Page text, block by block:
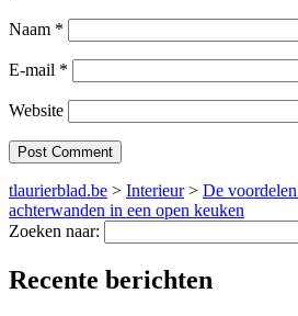
Naam *
E-mail *
Website
tlaurierblad.be > Interieur> De
achterwanden in een open keuken
Zoeken naar:
Recente berichten